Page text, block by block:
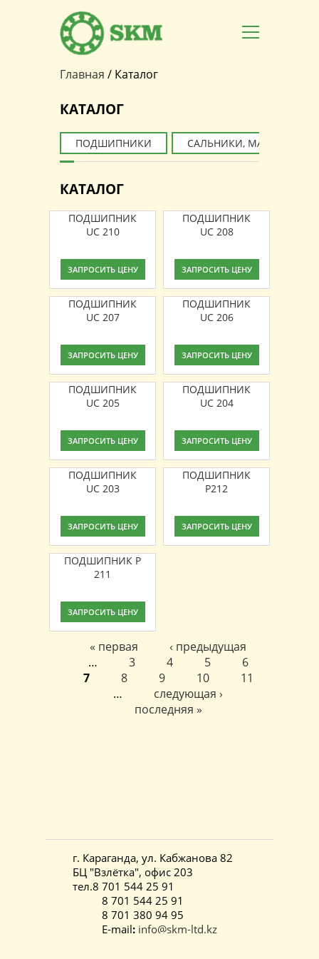
Главная / Каталог
КАТАЛОГ
ПОДШИПНИКИ САЛЬНИКИ, МАНЖЕТЫ
КАТАЛОГ
ПОДШИПНИК
UC 210
ЗАПРОСИТЬ ЦЕНУ
ПОДШИПНИК
UC 208
ЗАПРОСИТЬ ЦЕНУ
ПОДШИПНИК
UC 207
ЗАПРОСИТЬ ЦЕНУ
ПОДШИПНИК
UC 206
ЗАПРОСИТЬ ЦЕНУ
ПОДШИПНИК
UC 205
ЗАПРОСИТЬ ЦЕНУ
ПОДШИПНИК
UC 204
ЗАПРОСИТЬ ЦЕНУ
ПОДШИПНИК
UC 203
ЗАПРОСИТЬ ЦЕНУ
ПОДШИПНИК
P212
ЗАПРОСИТЬ ЦЕНУ
ПОДШИПНИК P
211
ЗАПРОСИТЬ ЦЕНУ
Страницы
« первая
‹ предыдущая
…
3 4 5
6
7
8 9 10
11
…
следующая ›
последняя »
г. Караганда, ул. Кабжанова 82
БЦ "Взлётка", офис 203
тел.8 701 544 25 91
8 701 544 25 91
8 701 380 94 95
E-mail: info@skm-ltd.kz